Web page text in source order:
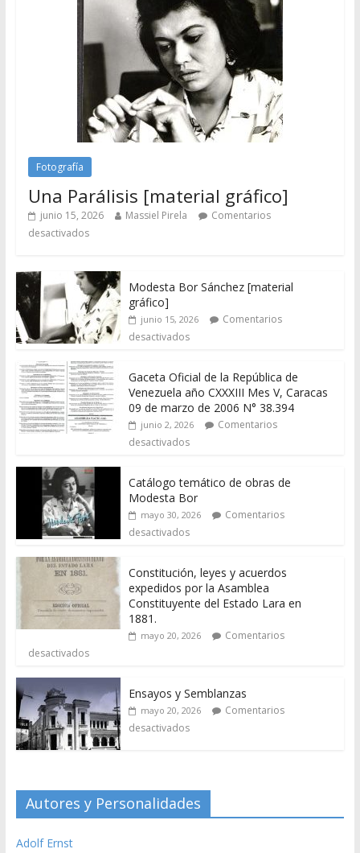
Fotografía
Una Parálisis [material gráfico]
junio 15, 2026 Massiel Pirela
Comentarios
desactivados
Modesta Bor Sánchez [material
gráfico]
junio 15, 2026
Comentarios
desactivados
Gaceta Oficial de la República de
Venezuela año CXXXIII Mes V, Caracas
09 de marzo de 2006 N° 38.394
junio 2, 2026
Comentarios
desactivados
Catálogo temático de obras de
Modesta Bor
mayo 30, 2026
Comentarios
desactivados
Constitución, leyes y acuerdos
expedidos por la Asamblea
Constituyente del Estado Lara en
1881.
mayo 20, 2026
Comentarios
desactivados
Ensayos y Semblanzas
mayo 20, 2026
Comentarios
desactivados
Autores y Personalidades
Adolf Ernst